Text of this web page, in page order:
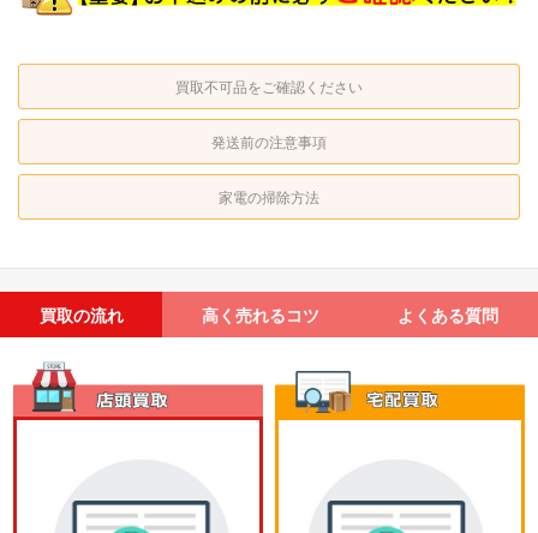
買取不可品をご確認ください
発送前の注意事項
家電の掃除方法
買取の流れ 高く売れるコツ よくある質問